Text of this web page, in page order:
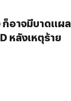
ก็อาจมีบาดแผล
หลังเหตุร้าย